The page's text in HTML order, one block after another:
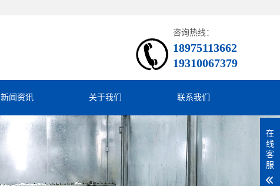
咨询热线：
18975113662
19310067379
新闻资讯 关于我们 联系我们
在
线
客
服